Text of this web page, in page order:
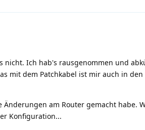
nicht. Ich hab's rausgenommen und
mit dem Patchkabel ist mir auch in den
am Router gemacht habe.
Konfiguration...